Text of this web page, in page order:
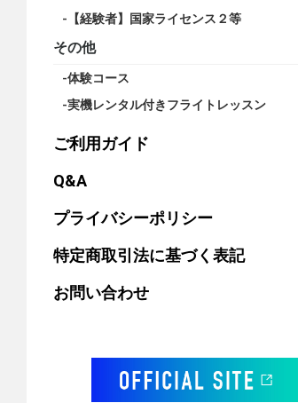
【経験者】国家ライセンス２等
その他
体験コース
実機レンタル付きフライトレッスン
ご利用ガイド
Q&A
プライバシーポリシー
特定商取引法に基づく表記
お問い合わせ